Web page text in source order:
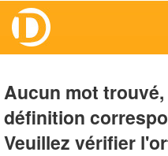
Aucun mot
définition
Veuillez vérifier